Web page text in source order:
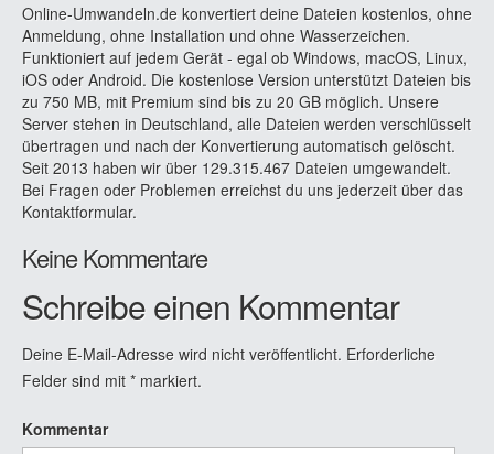
Online-Umwandeln.de konvertiert deine Dateien kostenlos, ohne
Anmeldung, ohne Installation und ohne Wasserzeichen.
Funktioniert auf jedem Gerät - egal ob Windows, macOS, Linux,
iOS oder Android. Die kostenlose Version unterstützt Dateien bis
zu 750 MB, mit Premium sind bis zu 20 GB möglich. Unsere
Server stehen in Deutschland, alle Dateien werden verschlüsselt
übertragen und nach der Konvertierung automatisch gelöscht.
Seit 2013 haben wir über 129.315.467 Dateien umgewandelt.
Bei Fragen oder Problemen erreichst du uns jederzeit über das
Kontaktformular.
Keine Kommentare
Schreibe einen Kommentar
Deine E-Mail-Adresse wird nicht veröffentlicht. Erforderliche
Felder sind mit * markiert.
Kommentar